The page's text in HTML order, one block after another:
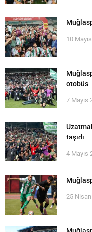
10
otobüs
7 Mayıs
taşıdı
4 Mayıs
25